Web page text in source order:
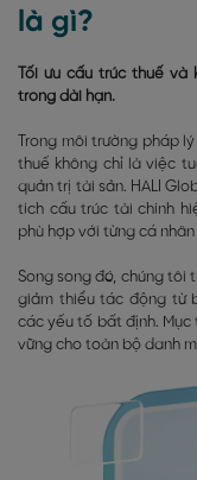
là gì?
Tối ưu cấu trúc thuế
trong dài hạn.
Trong môi trường pháp
thuế không chỉ là việc
quản trị tài sản. HALI
tích cấu trúc tài chính
phù hợp với từng cá
Song song đó, chúng tôi
giảm thiểu tác động từ
các yếu tố bất định. Mục
vững cho toàn bộ danh